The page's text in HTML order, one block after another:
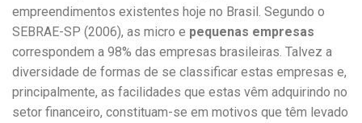
empreendimentos existentes hoje no Brasil. Segundo o
SEBRAE-SP (2006), as micro e pequenas empresas
correspondem a 98% das empresas brasileiras. Talvez a
diversidade de formas de se classificar estas empresas e,
principalmente, as facilidades que estas vêm adquirindo no
setor financeiro, constituam-se em motivos que têm levado